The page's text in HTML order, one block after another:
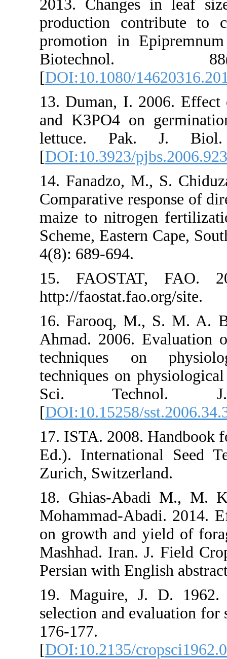
2013.
production
promotion
[
13. Duman,
and K3PO4
lettuce.
[
14.
Comparative
maize to
Scheme,
15.
http://
16. Farooq,
Ahmad.
techniques
Sci.
[
17. ISTA.
Ed.).
Zurich,
18. Ghias-
on growth
Mashhad.
Persian with
19.
selection
[